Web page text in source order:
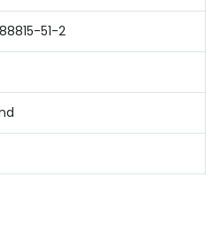
51-2